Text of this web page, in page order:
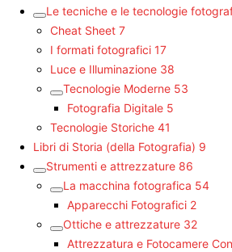
Le tecniche e le tecnologie
Cheat Sheet 7
I formati fotografici 17
Luce e Illuminazione 38
Tecnologie Moderne 53
Fotografia Digitale 5
Tecnologie Storiche 41
Libri di Storia (della Fotografia) 9
Strumenti e attrezzature 86
La macchina fotografica 54
Apparecchi Fotografici 2
Ottiche e attrezzature 32
Attrezzatura e Fotocamere